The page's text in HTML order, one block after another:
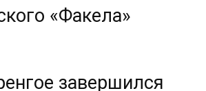
«Факела»
завершился